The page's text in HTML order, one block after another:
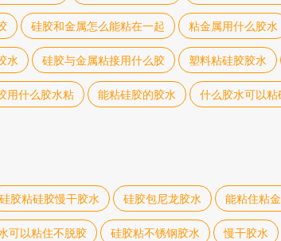
硅胶和金属怎么能粘在一起 粘金属用什么胶水
水 硅胶与金属粘接用什么胶 塑料粘硅胶胶水
用什么胶水粘 能粘硅胶的胶水 什么胶水可以粘
硅胶粘硅胶慢干胶水 硅胶包尼龙胶水 能粘住粘
可以粘住不脱胶 硅胶粘不锈钢胶水 慢干胶水